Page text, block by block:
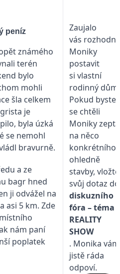
peníz
známého
terén
bylo
mohli
šla celkem
je
byla úzká
se nemohl
bravurně.
a ze
bagr hned
ji odvážel na
asi 5 km. Zde
nám paní
poplatek
Zaujalo
vás
Moniky
postavit
si vlastní
rodinný
Pokud byste
se chtěli
Moniky
na něco
konkrétního
ohledně
stavby, vložte
svůj dotaz do
diskuzního
fóra – téma
REALITY
SHOW
. Monika vám
jistě ráda
odpoví.